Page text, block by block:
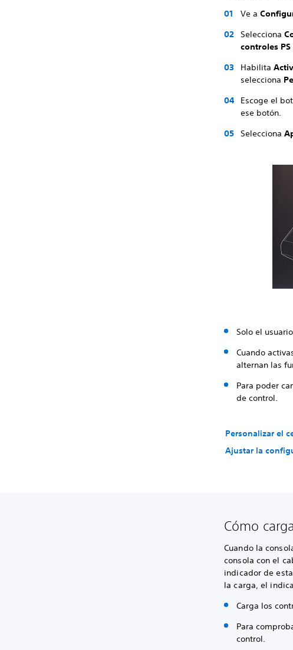
Ve a
Selecciona
controles PS
Habilita
selecciona
Escoge el
ese botón.
Selecciona
Solo el
Cuando
alternan las
Para poder
de control.
Personalizar el
Ajustar la
Cómo
Cuando la
consola con el
indicador de
la carga, el
Carga los
Para
control.